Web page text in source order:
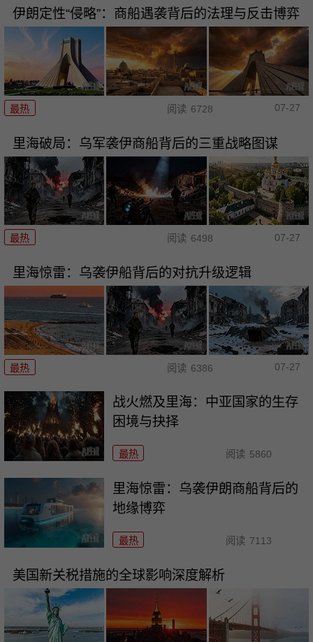
伊朗定性“侵略”：商船遇袭背后的法理与反击博弈
最热 阅读 6728 07-27
里海破局：乌军袭伊商船背后的三重战略图谋
最热 阅读 6498 07-27
里海惊雷：乌袭伊船背后的对抗升级逻辑
最热 阅读 6386 07-27
战火燃及里海：中亚国家的生存
困境与抉择
最热 阅读 5860
里海惊雷：乌袭伊朗商船背后的
地缘博弈
最热 阅读 7113
美国新关税措施的全球影响深度解析